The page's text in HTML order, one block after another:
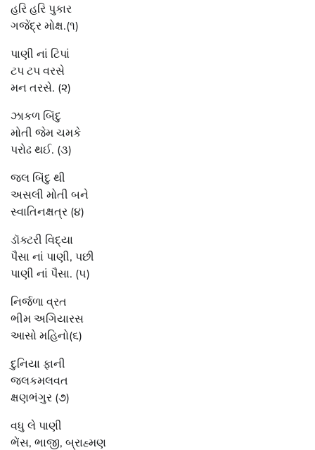
હરિ હરિ પુકાર
ગજેંદ્ર મોક્ષ.(૧)
પાણી નાં ટિપાં
ટપ ટપ વરસે
મન તરસે. (૨)
ઝાકળ બિંદુ
મોતી જેમ ચમકે
પરોઢ થઈ. (૩)
જલ બિંદુ થી
અસલી મોતી બને
સ્વાતિનક્ષત્ર (૪)
ડૉક્ટરી વિદ્યા
પૈસા નાં પાણી, પછી
પાણી નાં પૈસા. (૫)
નિર્જળા વ્રત
ભીમ અગિયારસ
આસો મહિનો(૬)
દુનિયા ફાની
જલકમલવત
ક્ષણભંગુર (૭)
વધુ લે પાણી
ભેંસ, ભાજી, બ્રાહ્મણ